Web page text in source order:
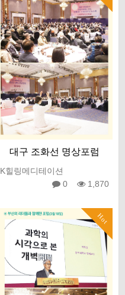
대구 조화선 명상포럼
K힐링메디테이션
0
1,870
Hot